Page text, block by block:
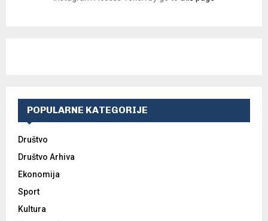
POPULARNE KATEGORIJE
Društvo
Društvo Arhiva
Ekonomija
Sport
Kultura